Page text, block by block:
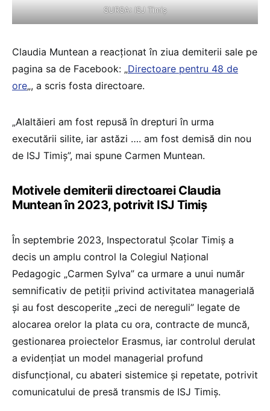
SURSA: ISJ Timiș
Claudia Muntean a reacționat în ziua demiterii sale pe
pagina sa de Facebook: „Directoare pentru 48 de
ore„, a scris fosta directoare.
„Alaltăieri am fost repusă în drepturi în urma
executării silite, iar astăzi …. am fost demisă din nou
de ISJ Timiș”, mai spune Carmen Muntean.
Motivele demiterii directoarei Claudia
Muntean în 2023, potrivit ISJ Timiș
În septembrie 2023, Inspectoratul Școlar Timiș a
decis un amplu control la Colegiul Național
Pedagogic „Carmen Sylva” ca urmare a unui număr
semnificativ de petiții privind activitatea managerială
și au fost descoperite „zeci de nereguli” legate de
alocarea orelor la plata cu ora, contracte de muncă,
gestionarea proiectelor Erasmus, iar controlul derulat
a evidențiat un model managerial profund
disfuncțional, cu abateri sistemice și repetate, potrivit
comunicatului de presă transmis de ISJ Timiș.